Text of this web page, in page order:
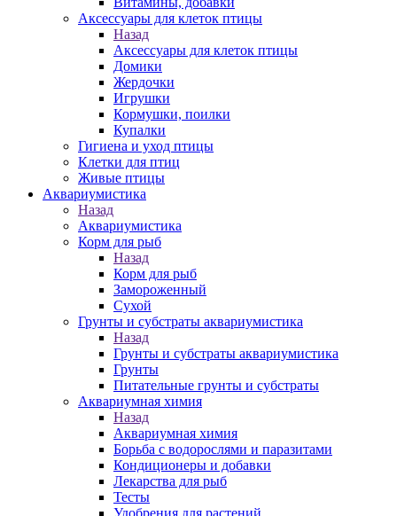
Аксессуары для клеток птицы
Назад
Аксессуары для клеток птицы
Домики
Жердочки
Игрушки
Кормушки, поилки
Купалки
Гигиена и уход птицы
Клетки для птиц
Живые птицы
Аквариумистика
Назад
Аквариумистика
Корм для рыб
Назад
Корм для рыб
Замороженный
Сухой
Грунты и субстраты аквариумистика
Назад
Грунты и субстраты аквариумистика
Грунты
Питательные грунты и субстраты
Аквариумная химия
Назад
Аквариумная химия
Борьба с водорослями и паразитами
Кондиционеры и добавки
Лекарства для рыб
Тесты
Удобрения для растений